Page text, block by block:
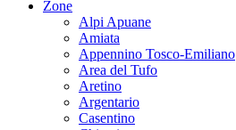
Zone
Alpi Apuane
Amiata
Appennino Tosco-Emiliano
Area del Tufo
Aretino
Argentario
Casentino